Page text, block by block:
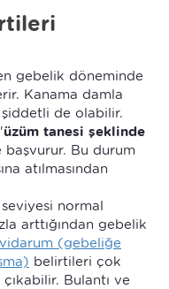
gebelik döneminde
Kanama damla
de olabilir.
üzüm tanesi şeklinde
Bu durum
atılmasından
normal
arttığından gebelik
(gebeliğe
belirtileri çok
Bulantı ve